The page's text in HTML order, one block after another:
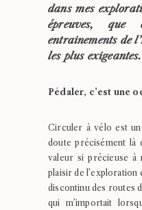
dans mes
épreuves,
entrainements de
les plus exigeantes.
Pédaler, c’est une
Circuler à vélo est
doute précisément là
valeur si précieuse
plaisir de l’exploration
discontinu des routes
qui m’importait